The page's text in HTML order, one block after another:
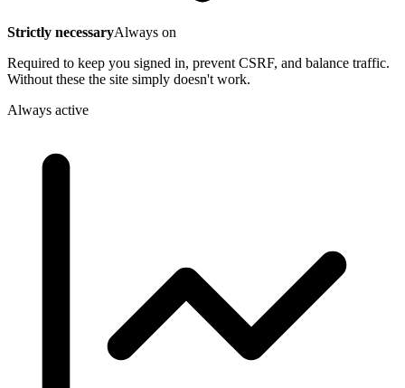
Strictly necessaryAlways on
Required to keep you signed in, prevent CSRF, and balance traffic.
Without these the site simply doesn't work.
Always active